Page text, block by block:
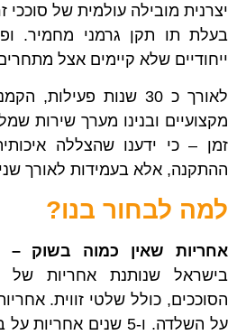
יצרנית מובילה עולמית של סוככי
בעלת תו תקן גרמני מחמיר.
ייחודיים שלא קיימים אצל
לאורך כ 30 שנות
מקצועיים ובנינו מערך שירות
זמן – כי ידענו שהצללה
ההתקנה, אלא בעמידות לאורך
למה לבחור בנו?
אחריות שאין כמוה בשוק –
הסוככים, כולל שלטי זווית.
על השלדה. ו-5 שנים